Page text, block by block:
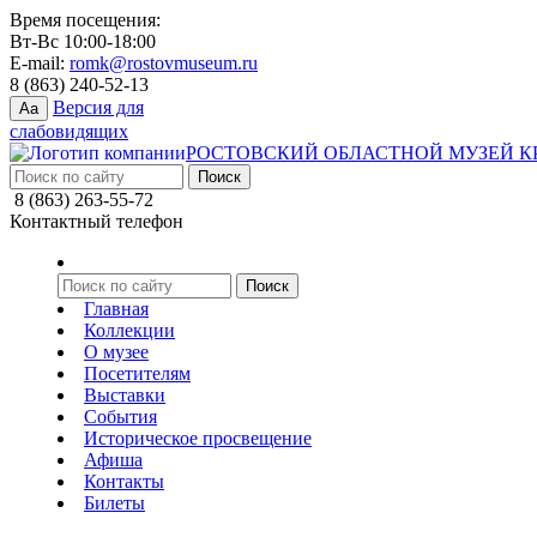
Время посещения:
Вт-Вс 10:00-18:00
E-mail: romk@rostovmuseum.ru
8 (863) 240-52-13
Aa
Версия для
слабовидящих
РОСТОВСКИЙ ОБЛАСТНОЙ МУЗЕЙ
8 (863) 263-55-72
Контактный телефон
Главная
Коллекции
О музее
Посетителям
Выставки
События
Историческое просвещение
Афиша
Контакты
Билеты